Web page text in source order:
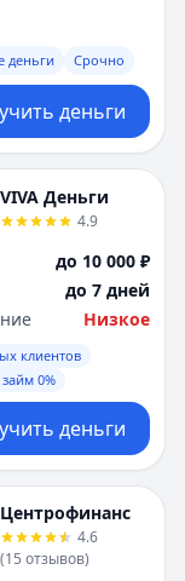
Тольятти
Тула
Тюмень
Ульяновск
Я
Ярославль
Вся Россия
Т
Тверь
Тольятти
Томск
Тула
Тюмень
Ульяновск
Х
Хабаровск
Ч
Чебоксары
Челябинск
Чита
Я
Ярославль
Вся Россия
деньги Срочно
деньги
VIVA Деньги
4.9
до 10 000 ₽
до 7 дней
Низкое
клиентов
0%
деньги
Центрофинанс
4.6
(15 отзывов)